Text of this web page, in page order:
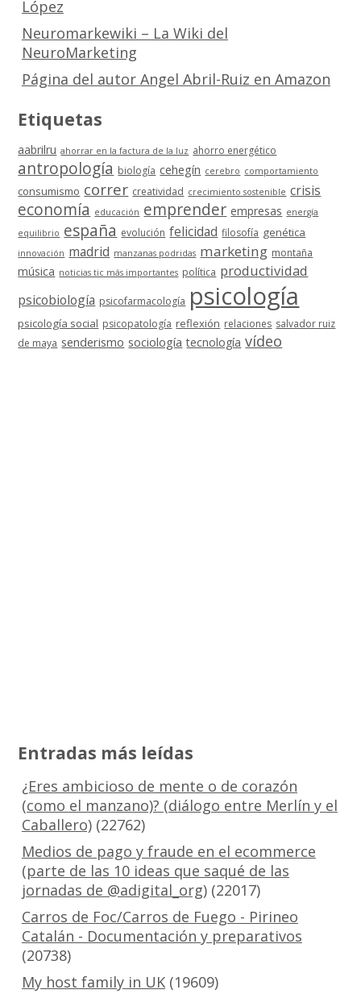
López
Neuromarkewiki – La Wiki del
NeuroMarketing
Página del autor Angel Abril-Ruiz en Amazon
Etiquetas
aabrilru ahorrar en la factura de la luz ahorro energético
antropología biología cehegín cerebro comportamiento
consumismo correr creatividad crecimiento sostenible crisis
economía educación emprender empresas energía
equilibrio españa evolución felicidad filosofía genética
innovación madrid manzanas podridas marketing montaña
música noticias tic más importantes política productividad
psicobiología psicofarmacología psicología
psicología social psicopatología reflexión relaciones salvador ruiz
de maya senderismo sociología tecnología vídeo
Entradas más leídas
¿Eres ambicioso de mente o de corazón
(como el manzano)? (diálogo entre Merlín y el
Caballero)(22762)
Medios de pago y fraude en el ecommerce
(parte de las 10 ideas que saqué de las
jornadas de @adigital_org)(22017)
Carros de Foc/Carros de Fuego - Pirineo
Catalán - Documentación y preparativos
(20738)
My host family in UK(19609)